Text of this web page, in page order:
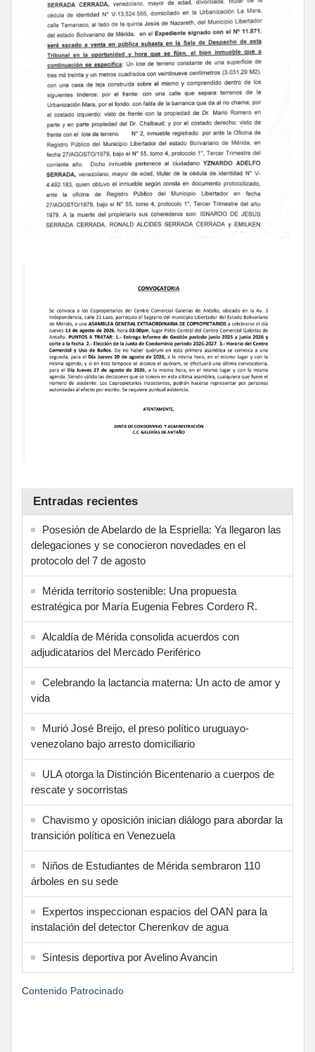
Entradas recientes
Posesión de Abelardo de la Espriella: Ya llegaron las
delegaciones y se conocieron novedades en el
protocolo del 7 de agosto
Mérida territorio sostenible: Una propuesta
estratégica por María Eugenia Febres Cordero R.
Alcaldía de Mérida consolida acuerdos con
adjudicatarios del Mercado Periférico
Celebrando la lactancia materna: Un acto de amor y
vida
Murió José Breijo, el preso político uruguayo-
venezolano bajo arresto domiciliario
ULA otorga la Distinción Bicentenario a cuerpos de
rescate y socorristas
Chavismo y oposición inician diálogo para abordar la
transición política en Venezuela
Niños de Estudiantes de Mérida sembraron 110
árboles en su sede
Expertos inspeccionan espacios del OAN para la
instalación del detector Cherenkov de agua
Síntesis deportiva por Avelino Avancin
Contenido Patrocinado